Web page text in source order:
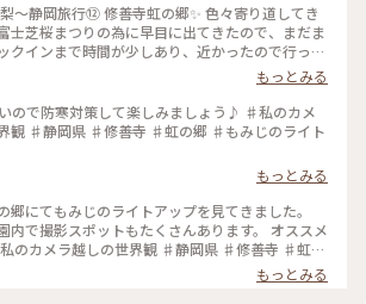
善寺虹の郷✨️ 色々寄り道してき
士芝桜まつりの為に早目に出てきたので、まだま
クインまで時間が少しあり、近かったので行って
ェアリーガーデン、日本庭園、伊豆の村、匠の村
かなかの広さでかなり歩きます
って、お花も色々楽しめるようです。 シャクナゲ
もっとみる
じのライト
もっとみる
にてもみじのライトアップを見てきました。
で撮影スポットもたくさんあります。 オススメ
ライトアップ ♯小さな秋
もっとみる